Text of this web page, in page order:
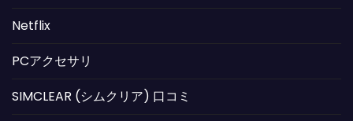
Netflix
PCアクセサリ
SIMCLEAR (シムクリア) 口コミ